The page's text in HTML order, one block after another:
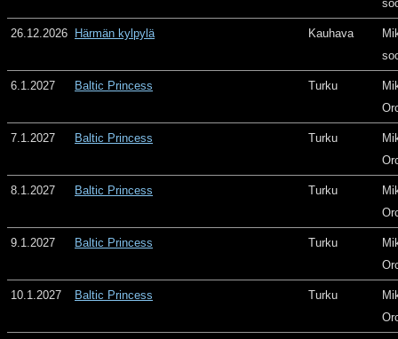
26.12.2026 Härmän kylpylä Kauhava
6.1.2027 Baltic Princess Turku
7.1.2027 Baltic Princess Turku
8.1.2027 Baltic Princess Turku
9.1.2027 Baltic Princess Turku
10.1.2027 Baltic Princess Turku